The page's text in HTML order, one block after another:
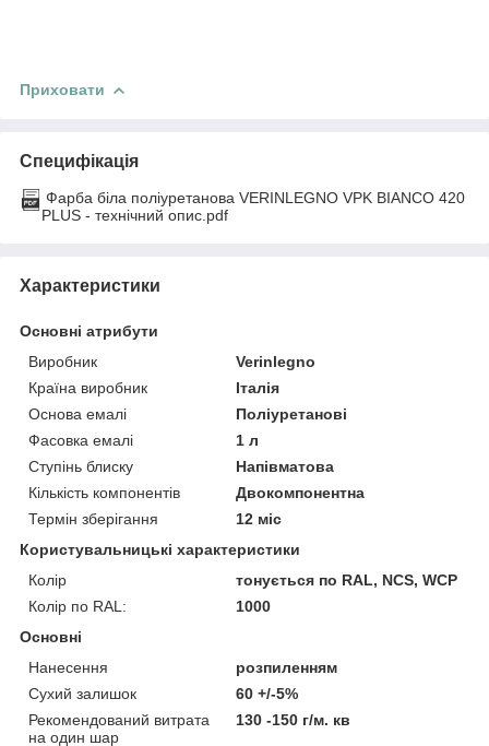
Приховати
Специфікація
Фарба біла поліуретанова VERINLEGNO VPK BIANCO 420
PLUS - технічний опис.pdf
Характеристики
Основні атрибути
Виробник
Verinlegno
Країна виробник
Італія
Основа емалі
Поліуретанові
Фасовка емалі
1 л
Ступінь блиску
Напівматова
Кількість компонентів
Двокомпонентна
Термін зберігання
12 міс
Користувальницькі характеристики
Колір
тонується по RAL, NCS, WCP
Колір по RAL:
1000
Основні
Нанесення
розпиленням
Сухий залишок
60 +/-5%
Рекомендований витрата
на один шар
130 -150 г/м. кв